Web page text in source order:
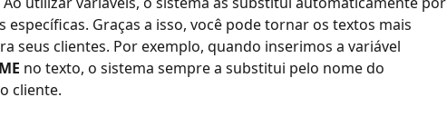
específicas. Graças a isso, você pode tornar os textos mais
seus clientes. Por exemplo, quando inserimos a variável
no texto, o sistema sempre a substitui pelo nome do
cliente.